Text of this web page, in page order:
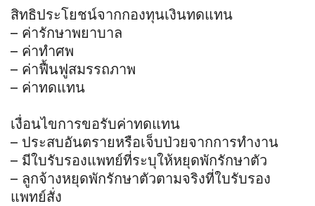
สิทธิประโยชน์จากกองทุนเงินทดแทน
– ค่ารักษาพยาบาล
– ค่าทำศพ
– ค่าฟื้นฟูสมรรถภาพ
– ค่าทดแทน
เงื่อนไขการขอรับค่าทดแทน
– ประสบอันตรายหรือเจ็บป่วยจากการทำงาน
– มีใบรับรองแพทย์ที่ระบุให้หยุดพักรักษาตัว
– ลูกจ้างหยุดพักรักษาตัวตามจริงที่ใบรับรอง
แพทย์สั่ง